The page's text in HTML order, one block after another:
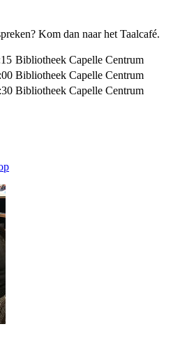
Kom dan naar het Taalcafé.
Bibliotheek Capelle Centrum
Bibliotheek Capelle Centrum
Bibliotheek Capelle Centrum